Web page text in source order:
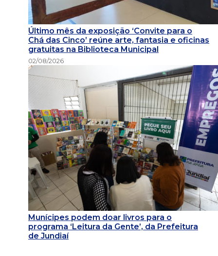
Último mês da exposição ‘Convite para o
Chá das Cinco’ reúne arte, fantasia e oficinas
gratuitas na Biblioteca Municipal
02/08/2026
Munícipes podem doar livros para o
programa ‘Leitura da Gente’, da Prefeitura
de Jundiaí